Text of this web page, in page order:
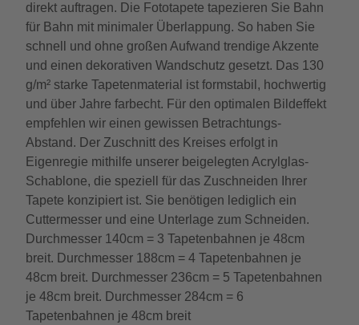
direkt auftragen. Die Fototapete tapezieren Sie Bahn
für Bahn mit minimaler Überlappung. So haben Sie
schnell und ohne großen Aufwand trendige Akzente
und einen dekorativen Wandschutz gesetzt. Das 130
g/m² starke Tapetenmaterial ist formstabil, hochwertig
und über Jahre farbecht. Für den optimalen Bildeffekt
empfehlen wir einen gewissen Betrachtungs-
Abstand. Der Zuschnitt des Kreises erfolgt in
Eigenregie mithilfe unserer beigelegten Acrylglas-
Schablone, die speziell für das Zuschneiden Ihrer
Tapete konzipiert ist. Sie benötigen lediglich ein
Cuttermesser und eine Unterlage zum Schneiden.
Durchmesser 140cm = 3 Tapetenbahnen je 48cm
breit. Durchmesser 188cm = 4 Tapetenbahnen je
48cm breit. Durchmesser 236cm = 5 Tapetenbahnen
je 48cm breit. Durchmesser 284cm = 6
Tapetenbahnen je 48cm breit